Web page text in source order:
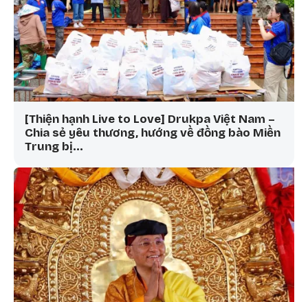
[Thiện hạnh Live to Love] Drukpa Việt Nam –
Chia sẻ yêu thương, hướng về đồng bào Miền
Trung bị…